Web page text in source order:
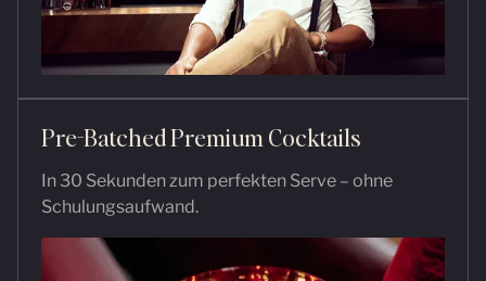
Pre-Batched Premium Cocktails
In 30 Sekunden zum perfekten Serve – ohne
Schulungsaufwand.